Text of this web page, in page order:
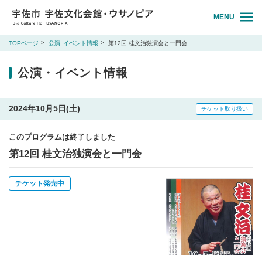
MENU
TOPページ 公演･イベント情報 第12回 桂文治独演会と一門会
公演・イベント情報
2024年10月5日(土) チケット取り扱い
このプログラムは終了しました
第12回 桂文治独演会と一門会
チケット発売中